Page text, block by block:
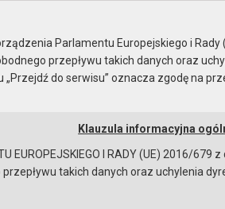
Instrukcja korzystania
z 24 czerwca 2026 r.
Parlamentu Europejskiego i
przepływu takich danych oraz
do serwisu” oznacza zgodę na
Klauzula informacyjna
EUROPEJSKIEGO I RADY (UE) 2016/
takich danych oraz uchylenia